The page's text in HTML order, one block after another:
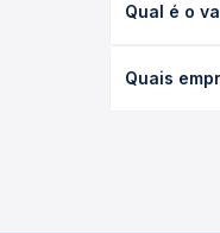
Qual é o
empresa, o
Quais